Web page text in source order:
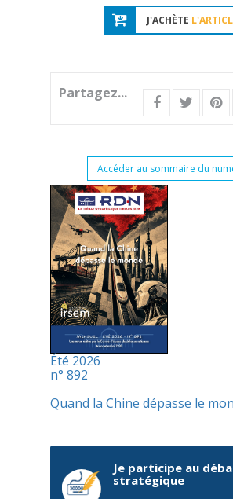
J'ACHÈTE
Partagez...
Accéder au sommaire du
Été 2026
n° 892
Quand la Chine dépasse le
Je participe au
stratégique